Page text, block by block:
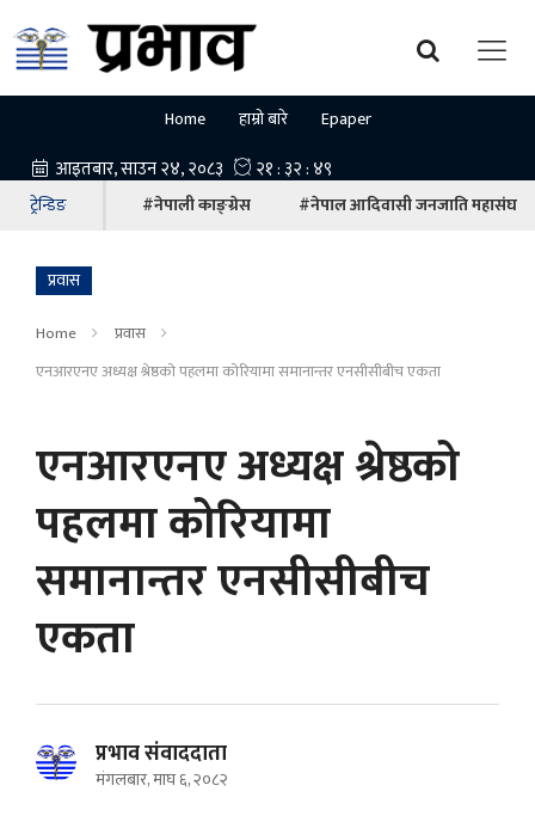
Home हाम्रो बारे Epaper
ट्रेन्डिङ #नेपाली काङ्ग्रेस #नेपाल आदिवासी जनजाति महासंघ
प्रवास
Home
प्रवास
एनआरएनए अध्यक्ष श्रेष्ठको पहलमा कोरियामा समानान्तर एनसीसीबीच एकता
एनआरएनए अध्यक्ष श्रेष्ठको
पहलमा कोरियामा
समानान्तर एनसीसीबीच
एकता
प्रभाव संवाददाता
मंगलबार, माघ ६, २०८२